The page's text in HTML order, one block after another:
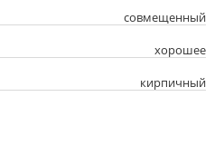
совмещенный
хорошее
кирпичный